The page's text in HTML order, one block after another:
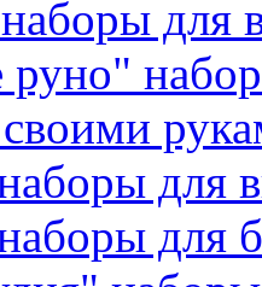
для
руно"
для
для